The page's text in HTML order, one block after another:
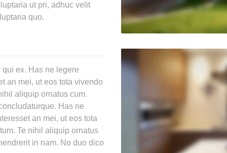
ut pri, adhuc velit
quo.
ex. Has ne legere
an mei, ut eos tota vivendo
aliquip ornatus cum.
Has ne
an mei, ut eos tota
Te nihil aliquip ornatus
in nam. No duo dico